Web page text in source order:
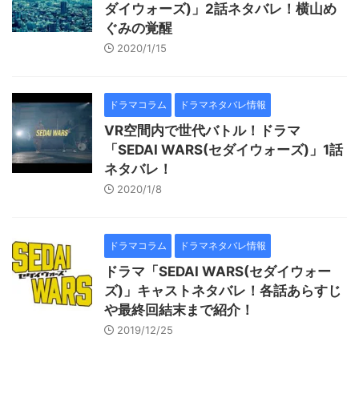
ダイウォーズ)」2話ネタバレ！横山め
ぐみの覚醒
2020/1/15
ドラマコラム ドラマネタバレ情報
VR空間内で世代バトル！ドラマ
「SEDAI WARS(セダイウォーズ)」1話
ネタバレ！
2020/1/8
ドラマコラム ドラマネタバレ情報
ドラマ「SEDAI WARS(セダイウォー
ズ)」キャストネタバレ！各話あらすじ
や最終回結末まで紹介！
2019/12/25